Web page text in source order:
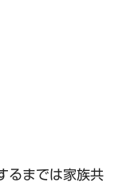
るまでは家族共